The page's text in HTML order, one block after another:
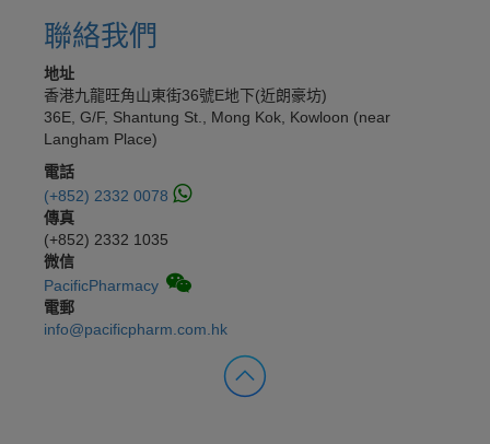
聯絡我們
地址
香港九龍旺角山東街36號E地下(近朗豪坊)
36E, G/F, Shantung St., Mong Kok, Kowloon (near
Langham Place)
電話
(+852) 2332 0078
傳真
(+852) 2332 1035
微信
PacificPharmacy
電郵
info@pacificpharm.com.hk